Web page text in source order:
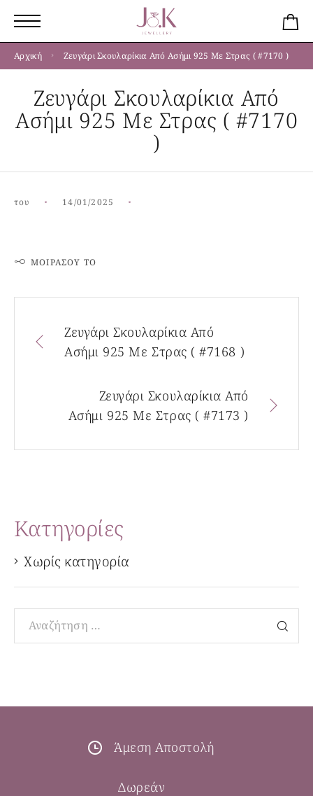
Αρχική Ζευγάρι Σκουλαρίκια Από Ασήμι 925 Με Στρας ( #7170 )
Ζευγάρι Σκουλαρίκια Από
Ασήμι 925 Με Στρας ( #7170
)
του 14/01/2025
ΜΟΙΡΆΣΟΥ ΤΟ
Ζευγάρι Σκουλαρίκια Από
Ασήμι 925 Με Στρας ( #7168 )
Ζευγάρι Σκουλαρίκια Από
Ασήμι 925 Με Στρας ( #7173 )
Kατηγορίες
Χωρίς κατηγορία
Άμεση Αποστολή
Δωρεάν